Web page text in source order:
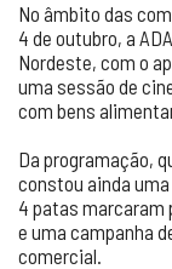
No âmbito das
4 de outubro, a
Nordeste, com o
uma sessão de
com bens
Da programação,
constou ainda
4 patas marcaram
e uma campanha
comercial.